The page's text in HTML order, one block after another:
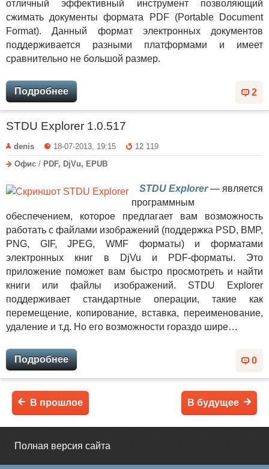
отличный эффективный инструмент позволяющий
сжимать документы формата PDF (Portable Document
Format). Данный формат электронных документов
поддерживается разными платформами и имеет
сравнительно не большой размер.
2
Подробнее
STDU Explorer 1.0.517
denis 18-07-2013, 19:15
12 119
Офис / PDF, DjVu, EPUB
STDU Explorer— является
программным
обеспечением, которое предлагает вам возможность
работать с файлами изображений (поддержка PSD, BMP,
PNG, GIF, JPEG, WMF форматы) и форматами
электронных книг в DjVu и PDF-форматы. Это
приложение поможет вам быстро просмотреть и найти
книги или файлы изображений. STDU Explorer
поддерживает стандартные операции, такие как
перемещение, копирование, вставка, переименование,
удаление и т.д. Но его возможности гораздо шире…
0
Подробнее
В будущее
В прошлое
Полная версия сайта